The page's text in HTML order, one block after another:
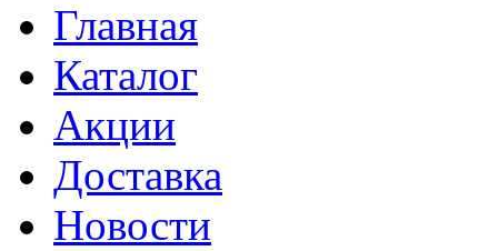
Главная
Каталог
Акции
Доставка
Новости